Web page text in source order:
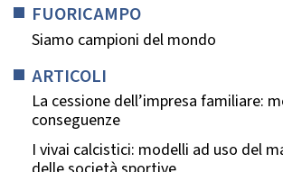
FUORICAMPO
Siamo campioni del mondo
ARTICOLI
La cessione dell’impresa familiare:
conseguenze
I vivai calcistici: modelli ad uso del